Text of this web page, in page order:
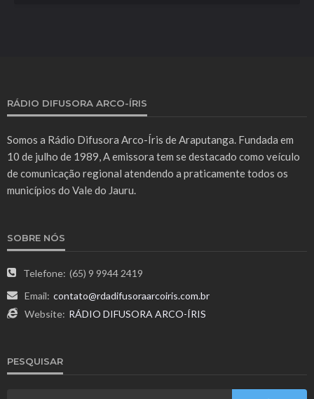
RÁDIO DIFUSORA ARCO-ÍRIS
Somos a Rádio Difusora Arco-Íris de Araputanga. Fundada em
10 de julho de 1989, A emissora tem se destacado como veículo
de comunicação regional atendendo a praticamente todos os
municípios do Vale do Jauru.
SOBRE NÓS
Telefone: (65) 9 9944 2419
Email: contato@rdadifusoraarcoiris.com.br
Website: RÁDIO DIFUSORA ARCO-ÍRIS
PESQUISAR